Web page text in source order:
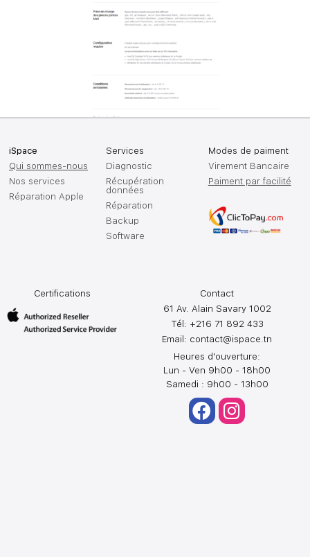
iSpace
Qui sommes-nous
Nos services
Réparation Apple
Services
Diagnostic
Récupération
données
Réparation
Backup
Software
Contact
61 Av. Alain Savary 1002
Tél: +216 71 892 433
Email: contact@ispace.tn
Heures d'ouverture:
Lun - Ven 9h00 - 18h00
Samedi : 9h00 - 13h00
Modes de paiment
Virement Bancaire
Paiment par facilité
Certifications